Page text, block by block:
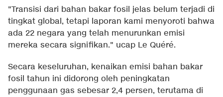
"Transisi dari bahan bakar fosil jelas belum terjadi di
tingkat global, tetapi laporan kami menyoroti bahwa
ada 22 negara yang telah menurunkan emisi
mereka secara signifikan." ucap Le Quéré.
Secara keseluruhan, kenaikan emisi bahan bakar
fosil tahun ini didorong oleh peningkatan
penggunaan gas sebesar 2,4 persen, terutama di